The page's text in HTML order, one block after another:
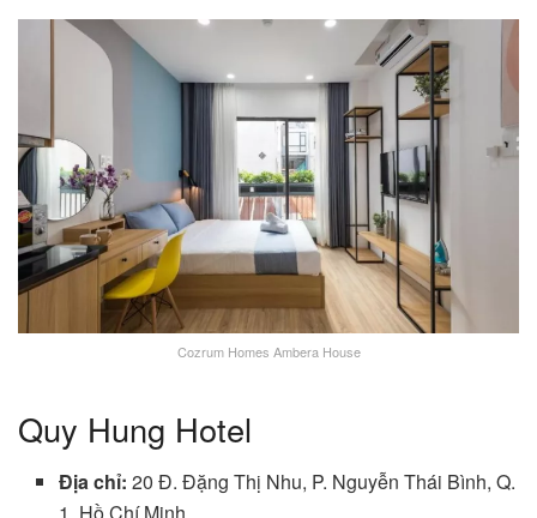
Cozrum Homes Ambera House
Quy Hung Hotel
Địa chỉ: 20 Đ. Đặng Thị Nhu, P. Nguyễn Thái Bình, Q.